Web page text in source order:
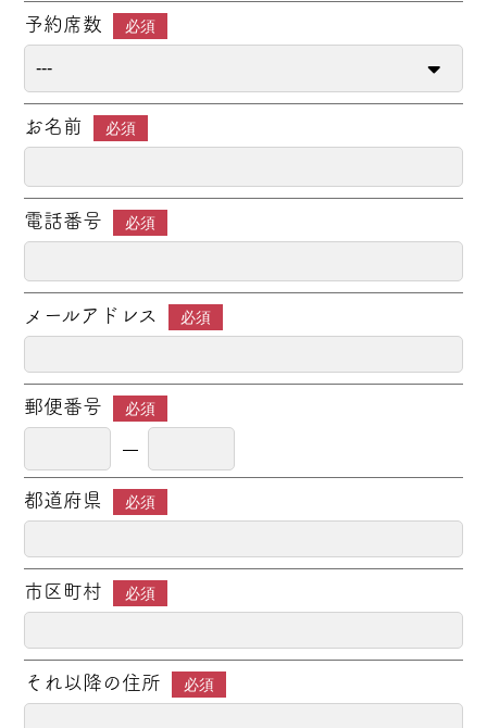
予約席数 必須
お名前 必須
電話番号 必須
メールアドレス 必須
郵便番号 必須
都道府県 必須
市区町村 必須
それ以降の住所 必須